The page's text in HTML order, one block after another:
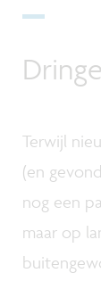
Terwijl
(en
nog een
maar op